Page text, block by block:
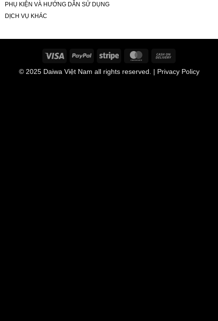
PHỤ KIỆN VÀ HƯỚNG DẪN SỬ DỤNG
DỊCH VỤ KHÁC
Visa PayPal Stripe MasterCard
Delivery
© 2025 Daiwa Việt Nam all rights reserved. | Privacy Policy